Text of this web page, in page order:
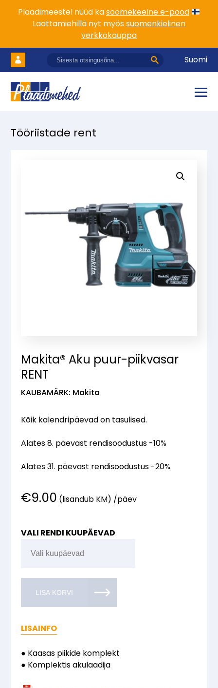
Plaadimeestel nüüd kasoomekeelne e-pood
Laattamiehillä nyt myössuomenkielinen
verkkokauppa
Suomi
Tööriistade rent
Makita® Aku puur-piikvasar
RENT
KAUBAMÄRK: Makita
Kõik kalendripäevad on tasulised.
Alates 8. päevast rendisoodustus -10%
Alates 31. päevast rendisoodustus -20%
€9.00 (lisandub KM) /päev
VALI RENDI KUUPÄEVAD
LISA KORVI
LISAINFO
● Kaasas piikide komplekt
● Komplektis akulaadija